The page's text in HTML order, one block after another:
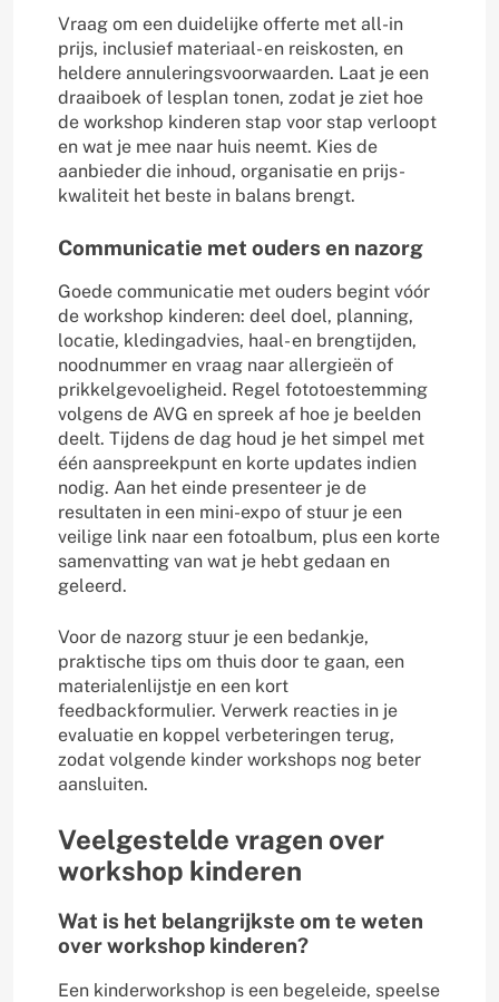
Vraag om een duidelijke offerte met all-in
prijs, inclusief materiaal- en reiskosten, en
heldere annuleringsvoorwaarden. Laat je een
draaiboek of lesplan tonen, zodat je ziet hoe
de workshop kinderen stap voor stap verloopt
en wat je mee naar huis neemt. Kies de
aanbieder die inhoud, organisatie en prijs-
kwaliteit het beste in balans brengt.
Communicatie met ouders en nazorg
Goede communicatie met ouders begint vóór
de workshop kinderen: deel doel, planning,
locatie, kledingadvies, haal- en brengtijden,
noodnummer en vraag naar allergieën of
prikkelgevoeligheid. Regel fototoestemming
volgens de AVG en spreek af hoe je beelden
deelt. Tijdens de dag houd je het simpel met
één aanspreekpunt en korte updates indien
nodig. Aan het einde presenteer je de
resultaten in een mini-expo of stuur je een
veilige link naar een fotoalbum, plus een korte
samenvatting van wat je hebt gedaan en
geleerd.
Voor de nazorg stuur je een bedankje,
praktische tips om thuis door te gaan, een
materialenlijstje en een kort
feedbackformulier. Verwerk reacties in je
evaluatie en koppel verbeteringen terug,
zodat volgende kinder workshops nog beter
aansluiten.
Veelgestelde vragen over
workshop kinderen
Wat is het belangrijkste om te weten
over workshop kinderen?
Een kinderworkshop is een begeleide, speelse